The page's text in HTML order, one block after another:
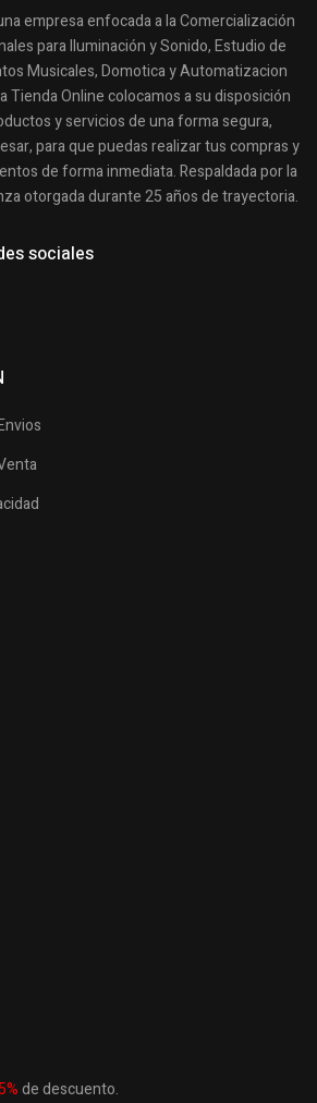
empresa enfocada a la Comercialización
para Iluminación y Sonido, Estudio de
Musicales, Domotica y Automatizacion
Tienda Online colocamos a su disposición
y servicios de una forma segura,
para que puedas realizar tus compras y
de forma inmediata. Respaldada por la
otorgada durante 25 años de trayectoria.
sociales
5%de descuento.